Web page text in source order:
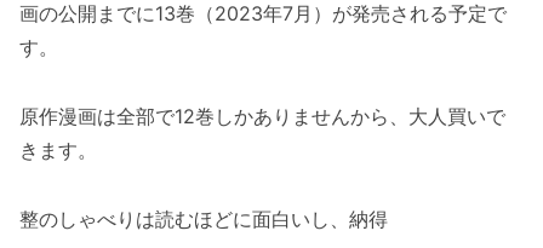
画の公開までに13巻（2023年7月）が発売される予定で
す。
原作漫画は全部で12巻しかありませんから、大人買いで
きます。
整のしゃべりは読むほどに面白いし、納得